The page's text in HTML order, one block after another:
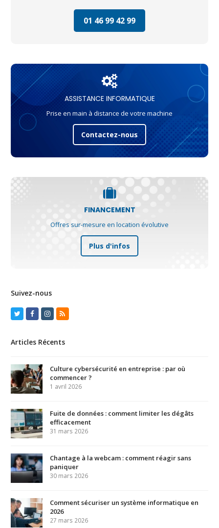
01 46 99 42 99
ASSISTANCE INFORMATIQUE
Prise en main à distance de votre machine
Contactez-nous
FINANCEMENT
Offres sur-mesure en location évolutive
Plus d'infos
Suivez-nous
TwitterFacebook
Instagram
RSS
Articles Récents
Culture cybersécurité en entreprise : par où
commencer ?
1 avril 2026
Fuite de données : comment limiter les dégâts
efficacement
31 mars 2026
Chantage à la webcam : comment réagir sans
paniquer
30 mars 2026
Comment sécuriser un système informatique en
2026
27 mars 2026